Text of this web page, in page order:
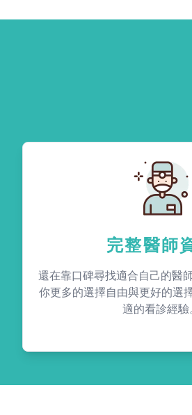
完整醫師
還在靠口碑尋找適合自己的醫
你更多的選擇自由與更好的選
適的看診經驗